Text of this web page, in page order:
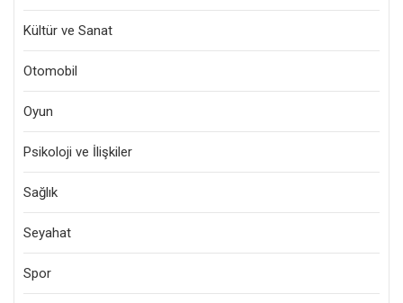
Kültür ve Sanat
Otomobil
Oyun
Psikoloji ve İlişkiler
Sağlık
Seyahat
Spor